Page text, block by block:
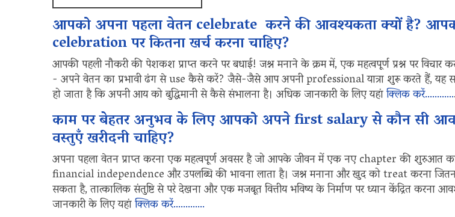
आपको अपना पहला वेतन celebrate करने की आवश्यकता क्यों है?
celebration पर कितना खर्च करना चाहिए?
आपकी पहली नौकरी की पेशकश प्राप्त करने पर बधाई! जश्न मनाने के क्रम में, एक महत्वपूर्ण प्रश्न पर
- अपने वेतन का प्रभावी ढंग से use कैसे करें? जैसे-जैसे आप अपनी professional यात्रा शुरू करते हैं, यह
हो जाता है कि अपनी आय को बुद्धिमानी से कैसे संभालना है। अधिक जानकारी के लिए यहांक्लिक करें………….
काम पर बेहतर अनुभव के लिए आपको अपने first salary से कौन सी
वस्तुएँ खरीदनी चाहिए?
अपना पहला वेतन प्राप्त करना एक महत्वपूर्ण अवसर है जो आपके जीवन में एक नए chapter की शुरुआत
financial independence और उपलब्धि की भावना लाता है। जश्न मनाना और खुद को treat करना
सकता है, तात्कालिक संतुष्टि से परे देखना और एक मजबूत वित्तीय भविष्य के निर्माण पर ध्यान केंद्रित करना
जानकारी के लिए यहांक्लिक करें………….